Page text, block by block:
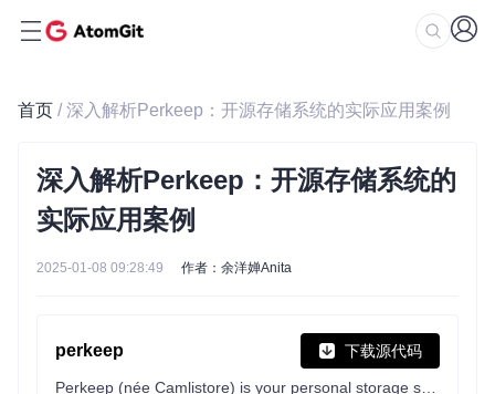
首页 / 深入解析Perkeep：开源存储系统的实际应用案例
深入解析Perkeep：开源存储系统的
实际应用案例
2025-01-08 09:28:49 作者：余洋婵Anita
perkeep 下载源代码